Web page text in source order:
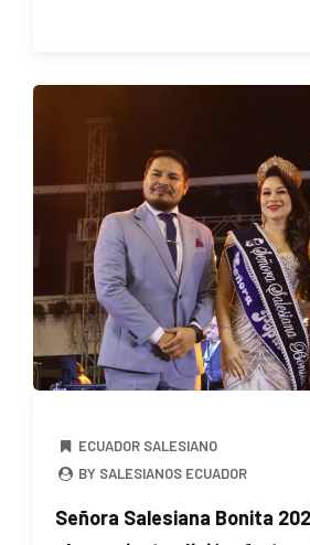
ECUADOR SALESIANO
BY SALESIANOS ECUADOR
Señora Salesiana Bonita